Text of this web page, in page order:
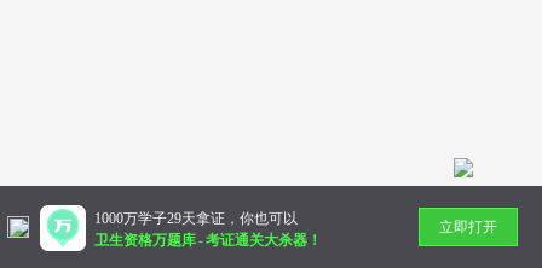
1000万学子29天拿证，你也可以
卫生资格万题库-考证通关大杀器！
立即打开